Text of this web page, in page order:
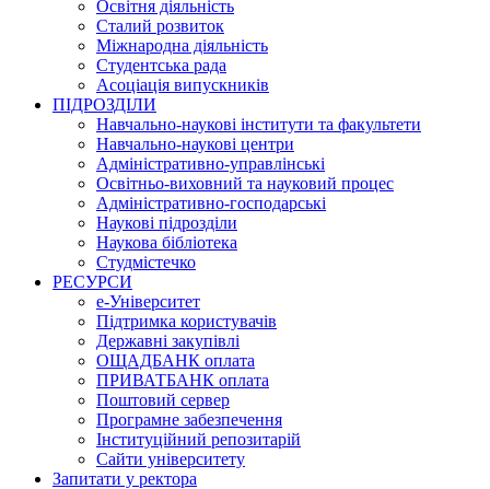
Освітня діяльність
Сталий розвиток
Міжнародна діяльність
Студентська рада
Асоціація випускників
ПІДРОЗДІЛИ
Навчально-наукові інститути та факультети
Навчально-наукові центри
Адміністративно-управлінські
Освітньо-виховний та науковий процес
Адміністративно-господарські
Наукові підрозділи
Наукова бібліотека
Студмістечко
РЕСУРСИ
е-Університет
Підтримка користувачів
Державні закупівлі
ОЩАДБАНК оплата
ПРИВАТБАНК оплата
Поштовий сервер
Програмне забезпечення
Інституційний репозитарій
Сайти університету
Запитати у ректора